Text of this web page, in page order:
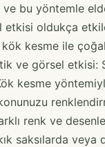
bu yöntemle
etkisi oldukça
kesme ile
ve görsel etkisi:
kesme
renk ve
saksılarda veya